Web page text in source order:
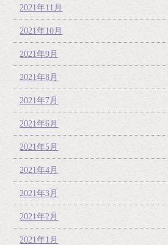
2021年11月
2021年10月
2021年9月
2021年8月
2021年7月
2021年6月
2021年5月
2021年4月
2021年3月
2021年2月
2021年1月